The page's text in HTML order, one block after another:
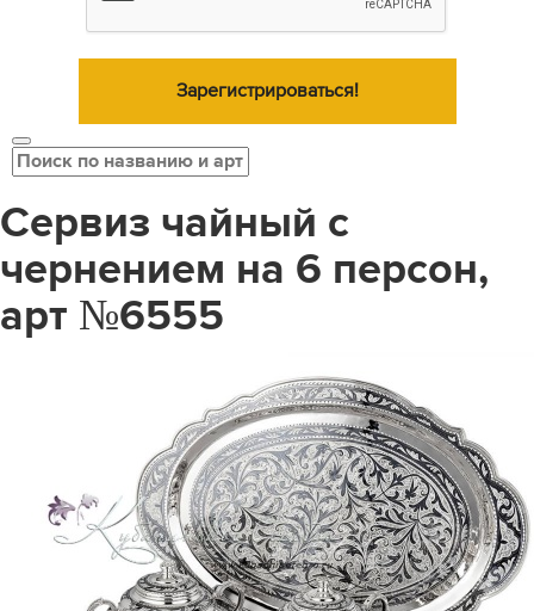
Зарегистрироваться!
Сервиз чайный с
чернением на 6 персон,
арт №6555